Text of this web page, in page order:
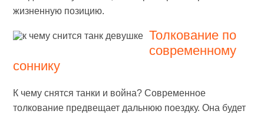
жизненную позицию.
Толкование по
современному
соннику
К чему снятся танки и война? Современное
толкование предвещает дальнюю поездку. Она будет